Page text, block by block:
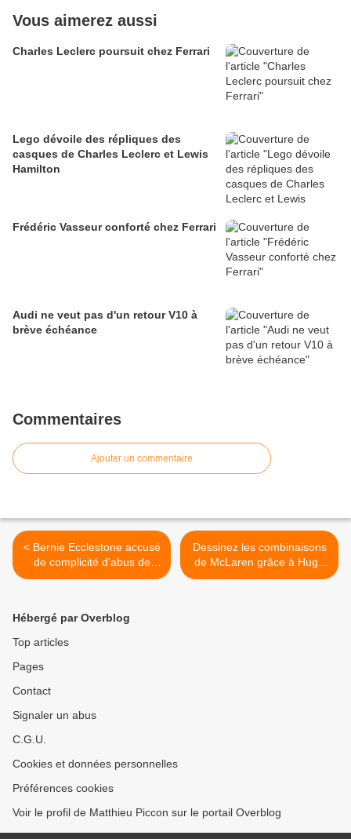
Vous aimerez aussi
Charles Leclerc poursuit chez Ferrari
Lego dévoile des répliques des
casques de Charles Leclerc et Lewis
Hamilton
Frédéric Vasseur conforté chez Ferrari
Audi ne veut pas d'un retour V10 à
brève échéance
Commentaires
Ajouter un commentaire
< Bernie Ecclestone accusé
de complicité d'abus de
confiance
Dessinez les combinaisons
de McLaren grâce à Hugo
Boss >
Hébergé par Overblog
Top articles
Pages
Contact
Signaler un abus
C.G.U.
Cookies et données personnelles
Préférences cookies
Voir le profil de Matthieu Piccon sur le portail Overblog